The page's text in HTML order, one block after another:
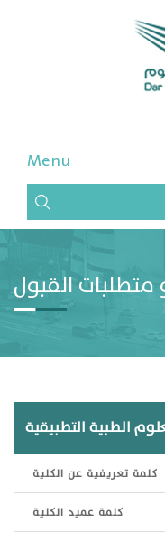
Menu
متطلبات القبول
الطبية التطبيقية
كلمة تعريفية عن الكلية
كلمة عميد الكلية